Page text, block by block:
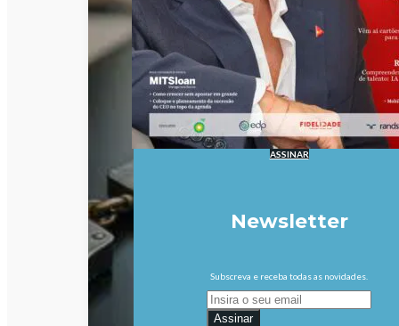
ASSINAR
Newsletter
Subscreva e receba todas as novidades.
Assinar